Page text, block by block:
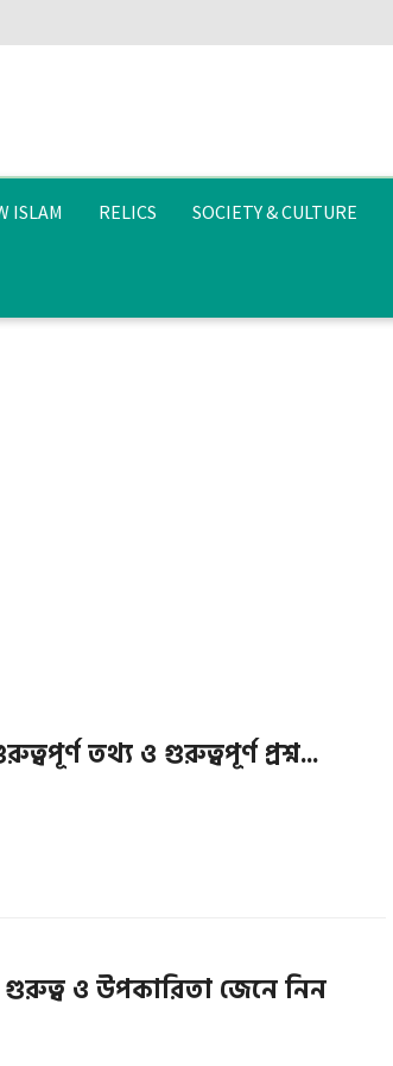
ISLAM RELICS SOCIETY & CULTURE
তথ্য ও গুরুত্বপূর্ণ প্রশ্ন...
ও উপকারিতা জেনে নিন